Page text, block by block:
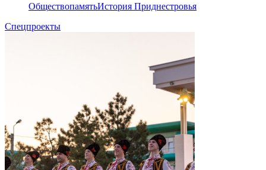
ОбществопамятьИстория Приднестровья
Спецпроекты